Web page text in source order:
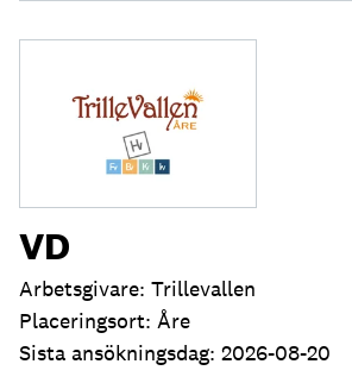
VD
Arbetsgivare: Trillevallen
Placeringsort: Åre
Sista ansökningsdag: 2026-08-20